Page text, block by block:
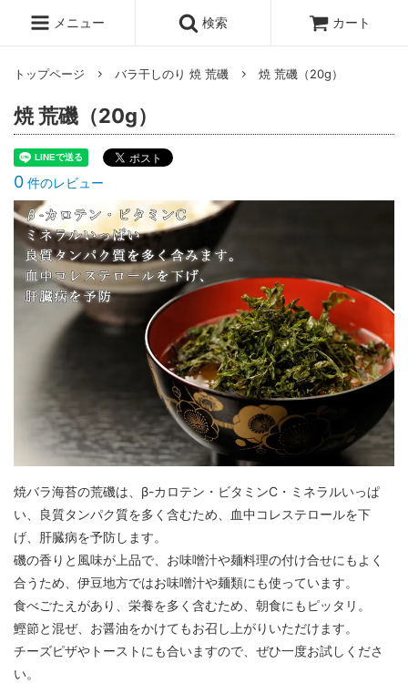
メニュー 検索 カート
トップページ バラ干しのり 焼 荒磯 焼 荒磯（20g）
焼 荒磯（20g）
0 件のレビュー
焼バラ海苔の荒磯は、β-カロテン・ビタミンC・ミネラルいっぱ
い、良質タンパク質を多く含むため、血中コレステロールを下
げ、肝臓病を予防します。
磯の香りと風味が上品で、お味噌汁や麺料理の付け合せにもよく
合うため、伊豆地方ではお味噌汁や麺類にも使っています。
食べごたえがあり、栄養を多く含むため、朝食にもピッタリ。
鰹節と混ぜ、お醤油をかけてもお召し上がりいただけます。
チーズピザやトーストにも合いますので、ぜひ一度お試しくださ
い。